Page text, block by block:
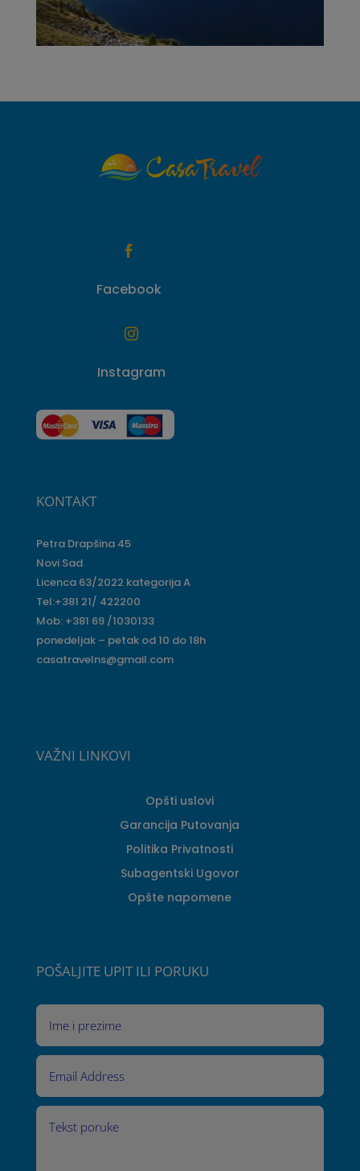

Facebook

Instagram
KONTAKT
Petra Drapšina 45
Novi Sad
Licenca 63/2022 kategorija A
Tel:+381 21/ 422200
Mob: +381 69 /1030133
ponedeljak – petak od 10 do 18h
casatravelns@gmail.com
VAŽNI LINKOVI
Opšti uslovi
Garancija Putovanja
Politika Privatnosti
Subagentski Ugovor
Opšte napomene
POŠALJITE UPIT ILI PORUKU